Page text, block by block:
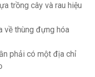
trồng cây và rau hiệu
về thùng đựng hóa
phải có một địa chỉ